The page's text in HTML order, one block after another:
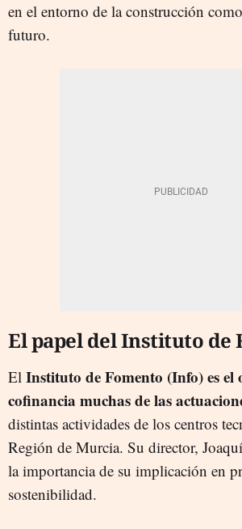
en el entorno de la construcción
futuro.
El papel del Instituto de
El Instituto de Fomento (Info) es el
cofinancia muchas de las
distintas actividades de los centros
Región de Murcia. Su director,
la importancia de su implicación en
sostenibilidad.